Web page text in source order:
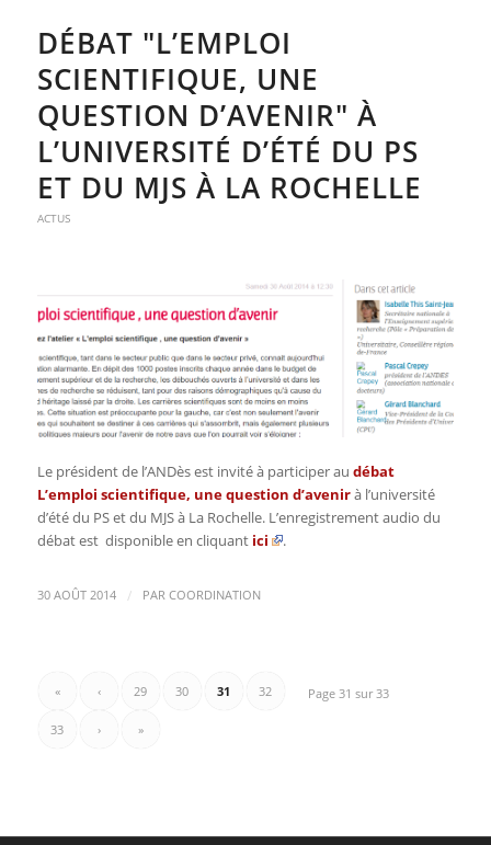
DÉBAT "L’EMPLOI
SCIENTIFIQUE, UNE
QUESTION D’AVENIR" À
L’UNIVERSITÉ D’ÉTÉ DU PS
ET DU MJS À LA ROCHELLE
ACTUS
Le président de l’ANDès est invité à participer au débat
L’emploi scientifique, une question d’avenirà l’université
d’été du PS et du MJS à La Rochelle. L’enregistrement audio du
débat est disponible en cliquant ici .
30 AOÛT 2014 / PAR COORDINATION
Page 31 sur 33
« ‹ 29 30 31 32
33 › »